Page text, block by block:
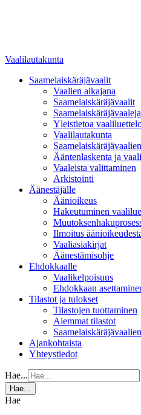
Vaalilautakunta
Saamelaiskäräjävaalit
Vaalien aikajana
Saamelaiskäräjävaalit
Yleistietoa
Vaalilautakunta
Ääntenlaskenta ja
Vaaleista valittaminen
Arkistointi
Äänestäjälle
Äänioikeus
Hakeutuminen
Ilmoitus
Vaaliasiakirjat
Äänestämisohje
Ehdokkaalle
Vaalikelpoisuus
Ehdokkaan
Tilastot ja tulokset
Tilastojen tuottaminen
Aiemmat tilastot
Ajankohtaista
Yhteystiedot
Hae...
Hae...
Hae